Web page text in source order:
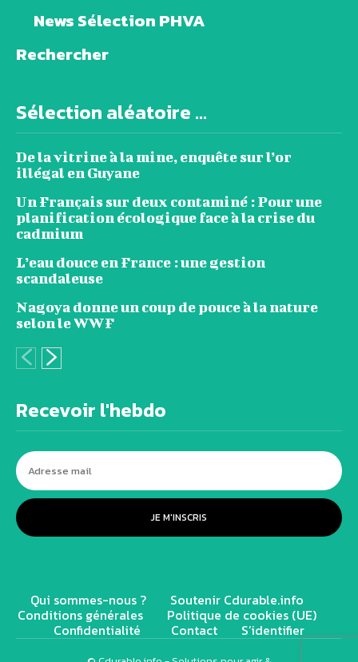
News Sélection PHVA
Rechercher
Sélection aléatoire ...
De la vitrine à la mine, enquête sur l’or
illégal en Guyane
Un Français sur deux contaminé : Pour une
planification écologique face à la crise du
cadmium
L’eau douce en France : une gestion
scandaleuse
Nagoya donne un coup de pouce à la nature
selon le WWF
Recevoir l'hebdo
JE M'INSCRIS
Qui sommes-nous ? Soutenir Cdurable.info
Conditions générales Politique de cookies (UE)
Confidentialité Contact S’identifier